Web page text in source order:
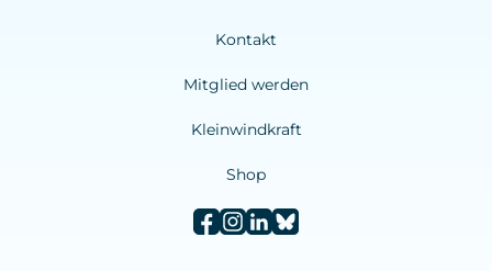
Kontakt
Mitglied werden
Kleinwindkraft
Shop